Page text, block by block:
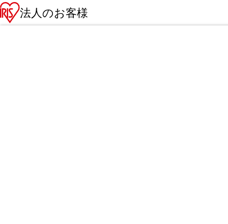
法人のお客様